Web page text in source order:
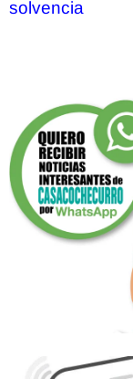
solvencia